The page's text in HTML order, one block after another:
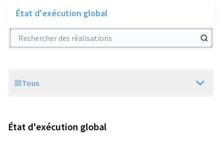
État d'exécution global
Rechercher des réalisations
Scope
Tous
État d'exécution global